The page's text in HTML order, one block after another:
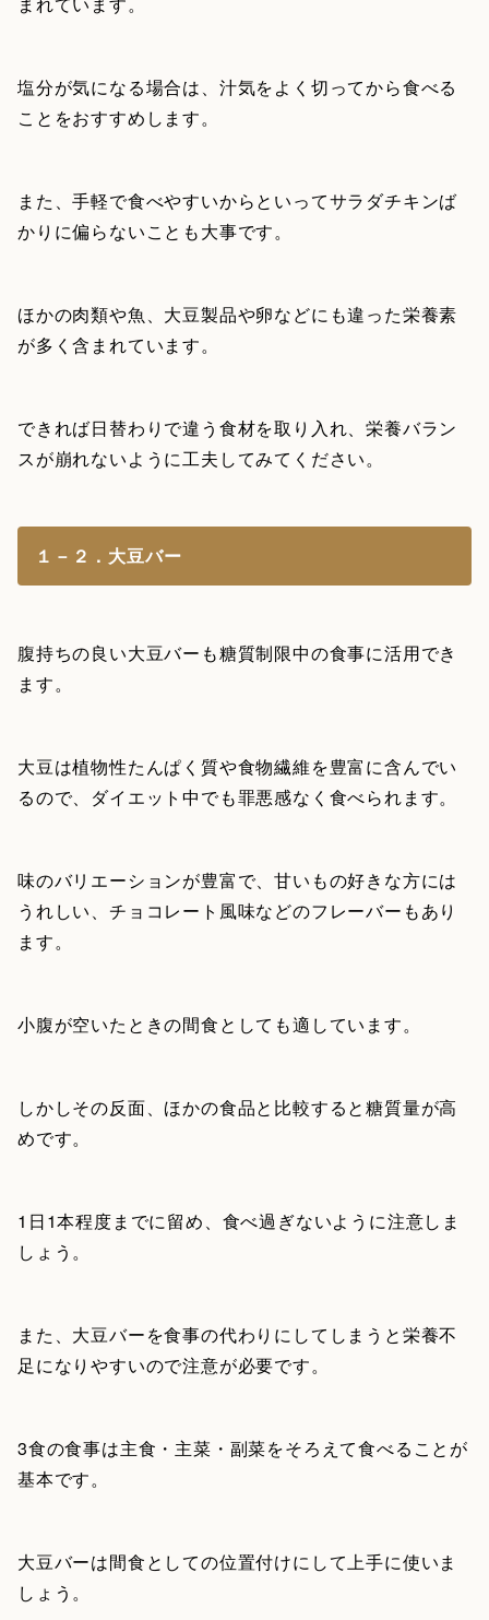
塩分が気になる場合は、汁気をよく切ってから食べる
ことをおすすめします。
また、手軽で食べやすいからといってサラダチキンば
かりに偏らないことも大事です。
ほかの肉類や魚、大豆製品や卵などにも違った栄養素
が多く含まれています。
できれば日替わりで違う食材を取り入れ、栄養バラン
スが崩れないように工夫してみてください。
１－２．大豆バー
腹持ちの良い大豆バーも糖質制限中の食事に活用でき
ます。
大豆は植物性たんぱく質や食物繊維を豊富に含んでい
るので、ダイエット中でも罪悪感なく食べられます。
味のバリエーションが豊富で、甘いもの好きな方には
うれしい、チョコレート風味などのフレーバーもあり
ます。
小腹が空いたときの間食としても適しています。
しかしその反面、ほかの食品と比較すると糖質量が高
めです。
1日1本程度までに留め、食べ過ぎないように注意しま
しょう。
また、大豆バーを食事の代わりにしてしまうと栄養不
足になりやすいので注意が必要です。
3食の食事は主食・主菜・副菜をそろえて食べることが
基本です。
大豆バーは間食としての位置付けにして上手に使いま
しょう。